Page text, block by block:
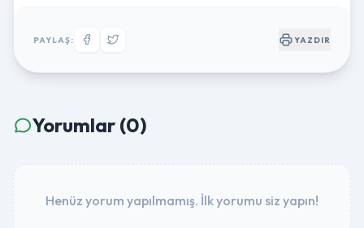
PAYLAŞ: YAZDIR
Yorumlar (0)
Henüz yorum yapılmamış. İlk yorumu siz yapın!